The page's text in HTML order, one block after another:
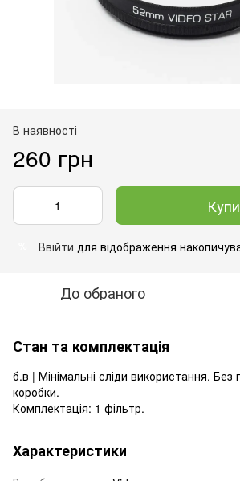
В наявності
260 грн
Ввійти для відображення
До обраного
Стан та комплектація
б.в | Мінімальні сліди використання. Без
коробки.
Комплектація: 1 фільтр.
Характеристики